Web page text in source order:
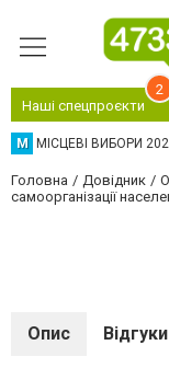
Наші спецпроєкти
2
М МІСЦЕВІ ВИБОРИ
Головна Довідник
самоорганізації
Опис Відгуки